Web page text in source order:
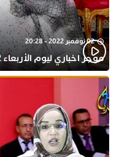
02 نوفمبر 2022 - 20:28
موجز اخباري ليوم الأربعاء 02 نونبر 2022